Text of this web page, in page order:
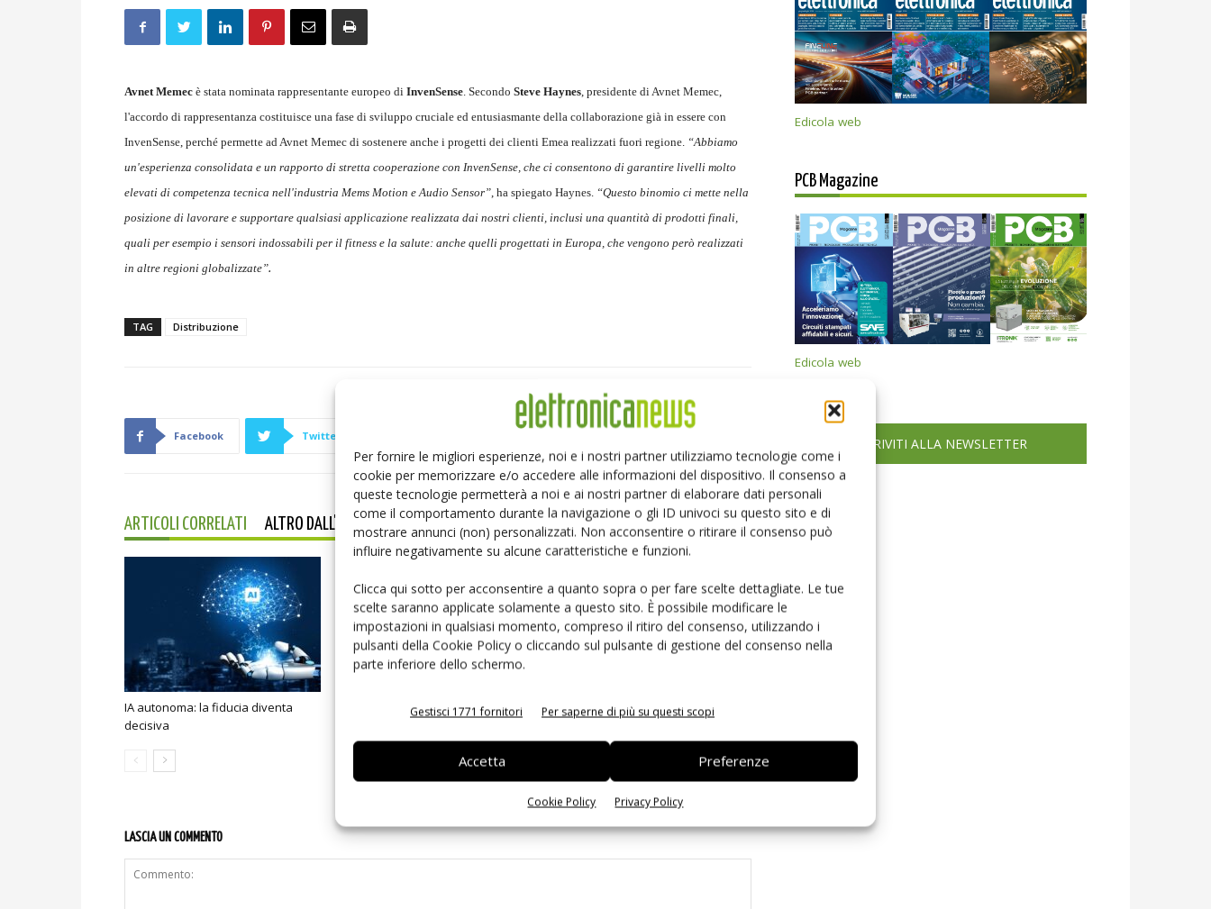
Per fornire le migliori esperienze, noi e i nostri partner utilizziamo tecnologie come i
cookie per memorizzare e/o accedere alle informazioni del dispositivo. Il consenso a
queste tecnologie permetterà a noi e ai nostri partner di elaborare dati personali
come il comportamento durante la navigazione o gli ID univoci su questo sito e di
mostrare annunci (non) personalizzati. Non acconsentire o ritirare il consenso può
influire negativamente su alcune caratteristiche e funzioni.
Clicca qui sotto per acconsentire a quanto sopra o per fare scelte dettagliate. Le tue
scelte saranno applicate solamente a questo sito. È possibile modificare le
impostazioni in qualsiasi momento, compreso il ritiro del consenso, utilizzando i
pulsanti della Cookie Policy o cliccando sul pulsante di gestione del consenso nella
parte inferiore dello schermo.
Gestisci 1771 fornitori Per saperne di più su questi scopi
Accetta Preferenze
Cookie Policy Privacy Policy
Avnet Memec è stata nominata rappresentante europeo di InvenSense. Secondo Steve Haynes, presidente di Avnet Memec,
l'accordo di rappresentanza costituisce una fase di sviluppo cruciale ed entusiasmante della collaborazione già in essere con
InvenSense, perché permette ad Avnet Memec di sostenere anche i progetti dei clienti Emea realizzati fuori regione. “Abbiamo
un'esperienza consolidata e un rapporto di stretta cooperazione con InvenSense, che ci consentono di garantire livelli molto
elevati di competenza tecnica nell'industria Mems Motion e Audio Sensor”, ha spiegato Haynes. “Questo binomio ci mette nella
posizione di lavorare e supportare qualsiasi applicazione realizzata dai nostri clienti, inclusi una quantità di prodotti finali,
quali per esempio i sensori indossabili per il fitness e la salute: anche quelli progettati in Europa, che vengono però realizzati
in altre regioni globalizzate”.
TAG Distribuzione
Facebook Twitter
ARTICOLI CORRELATI ALTRO DALL'AUTORE
IA autonoma: la fiducia diventa
decisiva
Smart home: la sfida passa da
Siemens e NVIDIA insieme sull’IA
LASCIA UN COMMENTO
Edicola web
PCB Magazine
Edicola web
ISCRIVITI ALLA NEWSLETTER